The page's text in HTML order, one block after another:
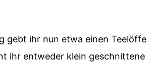
gebt ihr nun etwa einen
ihr entweder klein